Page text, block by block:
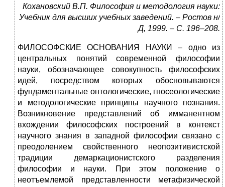
Кохановский В.П. Философия и методология науки:
Учебник для высших учебных заведений. – Ростов н/
Д, 1999. – С. 196–208.
ФИЛОСОФСКИЕ ОСНОВАНИЯ НАУКИ – одно из
центральных понятий современной философии
науки, обозначающее совокупность философских
идей, посредством которых обосновываются
фундаментальные онтологические, гносеологические
и методологические принципы научного познания.
Возникновение представлений об имманентном
вхождении философских построений в контекст
научного знания в западной философии связано с
преодолением свойственного неопозитивистской
традиции демаркационистского разделения
философии и науки. При этом положение о
неотъемлемой представленности метафизической